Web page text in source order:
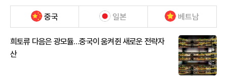
중국 일본 베트남
희토류 다음은 광모듈…중국이 움켜쥔 새로운 전략자
산